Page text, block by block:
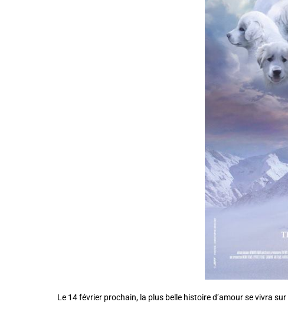
Le 14 février prochain, la plus belle histoire d’amour se vivra